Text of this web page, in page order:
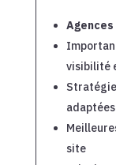
Agences
visibilité
site